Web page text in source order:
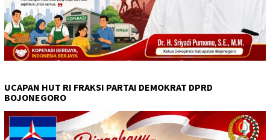
UCAPAN HUT RI FRAKSI PARTAI DEMOKRAT DPRD
BOJONEGORO